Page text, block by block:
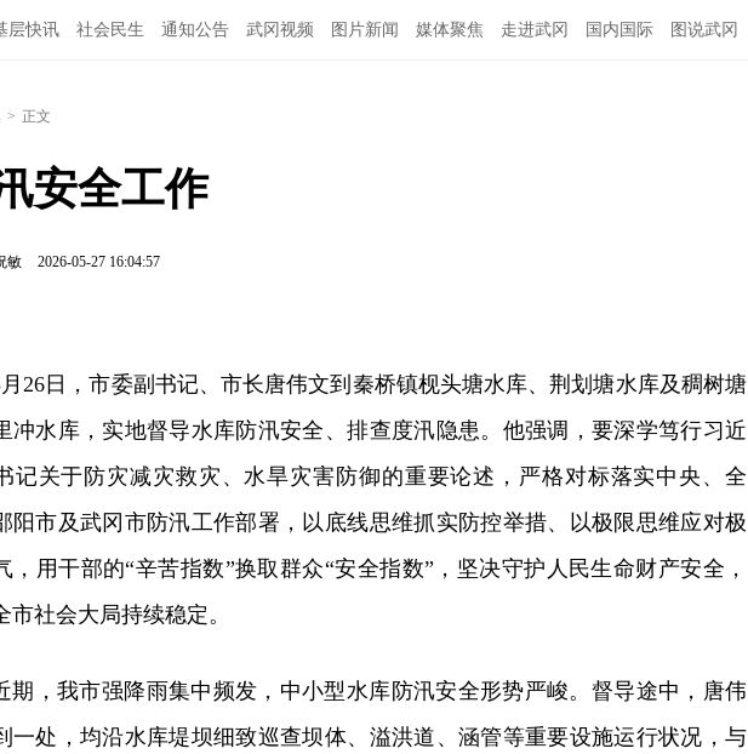
层快讯 社会民生 通知公告 武冈视频 图片新闻 媒体聚焦 走进武冈 国内国际 图说武冈
> 正文
安全工作
敏 2026-05-27 16:04:57
26日，市委副书记、市长唐伟文到秦桥镇枧头塘水库、荆划塘水库及稠树塘
冲水库，实地督导水库防汛安全、排查度汛隐患。他强调，要深学笃行习近
记关于防灾减灾救灾、水旱灾害防御的重要论述，严格对标落实中央、全
阳市及武冈市防汛工作部署，以底线思维抓实防控举措、以极限思维应对极
，用干部的“辛苦指数”换取群众“安全指数”，坚决守护人民生命财产安全，
市社会大局持续稳定。
期，我市强降雨集中频发，中小型水库防汛安全形势严峻。督导途中，唐伟
一处，均沿水库堤坝细致巡查坝体、溢洪道、涵管等重要设施运行状况，与